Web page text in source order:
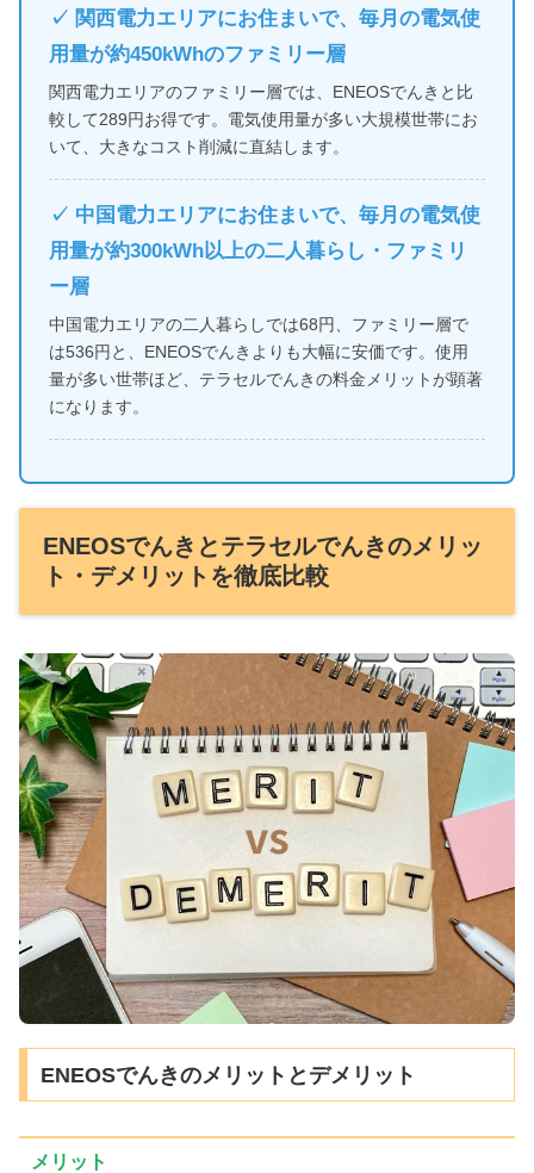
✓ 関西電力エリアにお住まいで、毎月の電気使
用量が約450kWhのファミリー層
関西電力エリアのファミリー層では、ENEOSでんきと比
較して289円お得です。電気使用量が多い大規模世帯にお
いて、大きなコスト削減に直結します。
✓ 中国電力エリアにお住まいで、毎月の電気使
用量が約300kWh以上の二人暮らし・ファミリ
ー層
中国電力エリアの二人暮らしでは68円、ファミリー層で
は536円と、ENEOSでんきよりも大幅に安価です。使用
量が多い世帯ほど、テラセルでんきの料金メリットが顕著
になります。
ENEOSでんきとテラセルでんきのメリッ
ト・デメリットを徹底比較
ENEOSでんきのメリットとデメリット
メリット